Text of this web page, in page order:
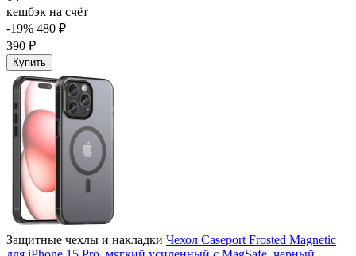
кешбэк на счёт
-19% 480 ₽
390 ₽
Купить
Защитные чехлы и накладки Чехол Caseport Frosted Magnetic